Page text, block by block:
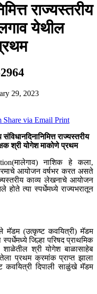
राज्यस्तरीय
येथील
29, 2023
Share via Email Print
राज्यस्तरीय
श्री योगेश माकोणे प्रथम
नाशिक हे कला,
आयोजन वर्षभर करत असते
काव्य लेखनाचे आयोजन
त्या स्पर्धेमध्ये राज्यभरातून
मॅडम (उत्कृष्ट कवयित्री) मॅडम
जिल्हा परिषद प्राथमिक
श्री योगेश बाळासाहेब
प्रथम क्रमांक प्राप्त झाला
कवयित्री दिपाली साळुंखे मॅडम